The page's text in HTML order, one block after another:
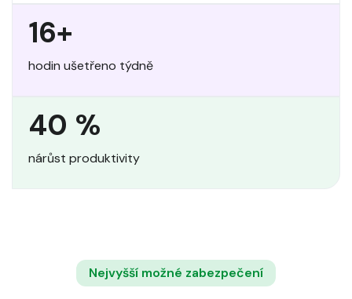
16+
hodin ušetřeno týdně
40 %
nárůst produktivity
Nejvyšší možné zabezpečení